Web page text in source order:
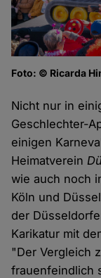
Foto: © Ricarda
Nicht nur in
Geschlechter-
einigen
Heimatverein
wie auch noch
Köln und
der
Karikatur mit
"Der Vergleich
frauenfeindlich